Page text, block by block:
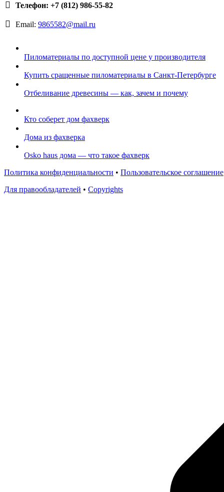
Телефон: +7 (812) 986-55-82
Email: 9865582@mail.ru
Пиломатериалы по доступной цене у производителя
Купить сращенные пиломатериалы в Санкт-Петербурге
Отбеливание древесины — как, зачем и почему
Кто соберет дом фахверк
Дома из фахверка
Osko haus дома — что такое фахверк
Политика конфиденциальности • Пользовательское соглашение
Для правообладателей • Copyrights